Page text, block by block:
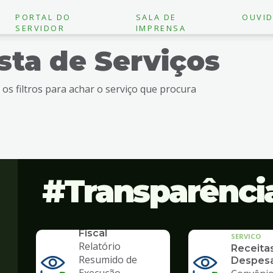
PORTAL DO
SERVIDOR
SALA DE
IMPRENSA
de Serviços
os filtros para achar o serviço que procura
SERVICO
Fiscal
Relatório
Resumido de
SERVICO